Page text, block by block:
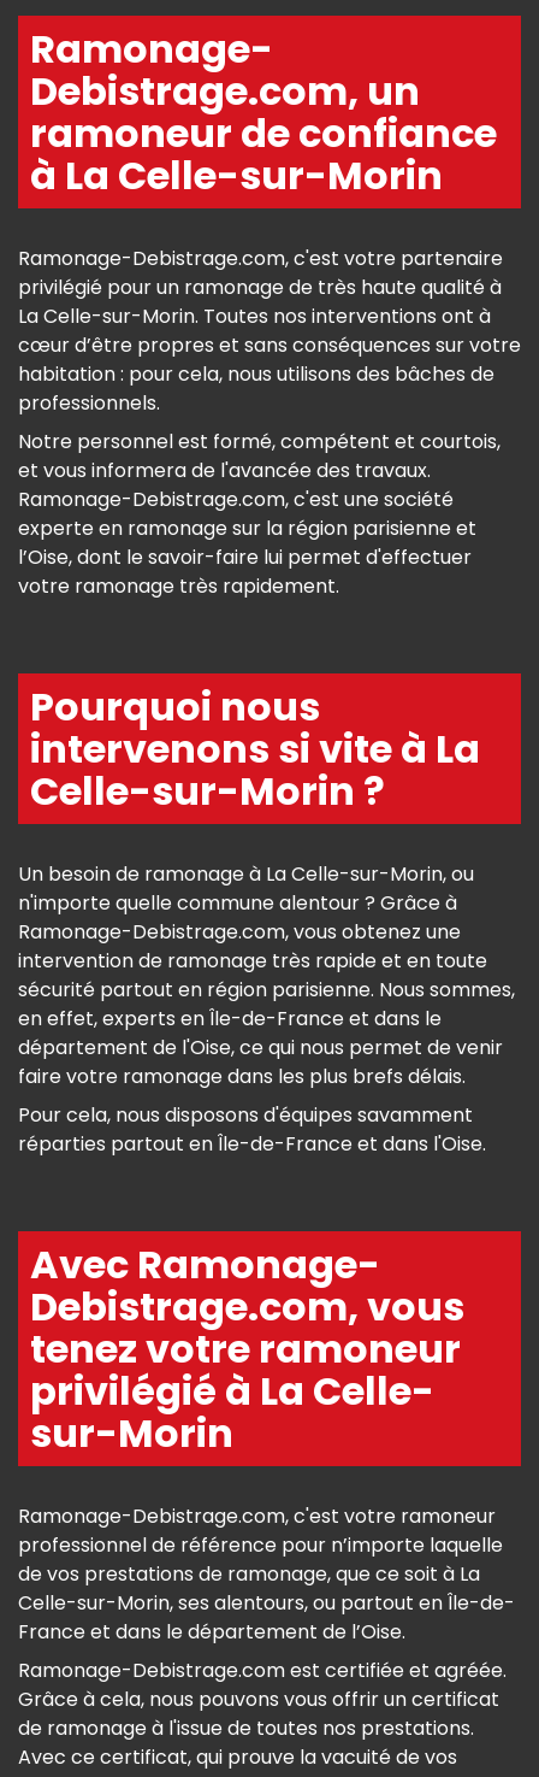
Ramonage-
Debistrage.com, un
ramoneur de confiance
à La Celle-sur-Morin
Ramonage-Debistrage.com, c'est votre partenaire
privilégié pour un ramonage de très haute qualité à
La Celle-sur-Morin. Toutes nos interventions ont à
cœur d’être propres et sans conséquences sur votre
habitation : pour cela, nous utilisons des bâches de
professionnels.
Notre personnel est formé, compétent et courtois,
et vous informera de l'avancée des travaux.
Ramonage-Debistrage.com, c'est une société
experte en ramonage sur la région parisienne et
l’Oise, dont le savoir-faire lui permet d'effectuer
votre ramonage très rapidement.
Pourquoi nous
intervenons si vite à La
Celle-sur-Morin ?
Un besoin de ramonage à La Celle-sur-Morin, ou
n'importe quelle commune alentour ? Grâce à
Ramonage-Debistrage.com, vous obtenez une
intervention de ramonage très rapide et en toute
sécurité partout en région parisienne. Nous sommes,
en effet, experts en Île-de-France et dans le
département de l'Oise, ce qui nous permet de venir
faire votre ramonage dans les plus brefs délais.
Pour cela, nous disposons d'équipes savamment
réparties partout en Île-de-France et dans l'Oise.
Avec Ramonage-
Debistrage.com, vous
tenez votre ramoneur
privilégié à La Celle-
sur-Morin
Ramonage-Debistrage.com, c'est votre ramoneur
professionnel de référence pour n’importe laquelle
de vos prestations de ramonage, que ce soit à La
Celle-sur-Morin, ses alentours, ou partout en Île-de-
France et dans le département de l’Oise.
Ramonage-Debistrage.com est certifiée et agréée.
Grâce à cela, nous pouvons vous offrir un certificat
de ramonage à l'issue de toutes nos prestations.
Avec ce certificat, qui prouve la vacuité de vos